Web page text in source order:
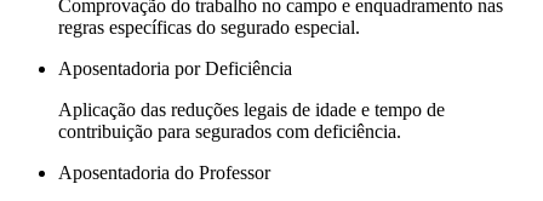
Comprovação do trabalho no campo e enquadramento nas
regras específicas do segurado especial.
Aposentadoria por Deficiência
Aplicação das reduções legais de idade e tempo de
contribuição para segurados com deficiência.
Aposentadoria do Professor